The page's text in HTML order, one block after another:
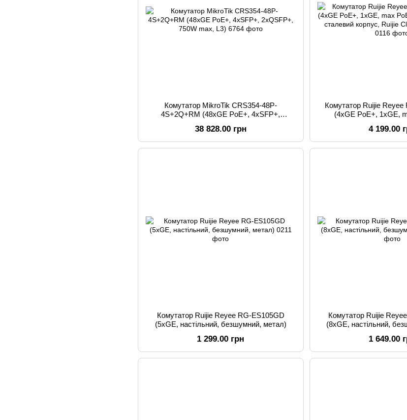
Комутатор MikroTik CRS354-48P-
4S+2Q+RM (48xGE PoE+, 4xSFP+,
38 828.00 грн
Комутатор Ruijie
(4xGE PoE+, 1xGE,
Web
4 199.00
Комутатор Ruijie Reyee RG-ES105GD
(5xGE, настільний, безшумний, метал)
1 299.00 грн
Комутатор Ruijie
(8xGE, настільний,
1 649.00